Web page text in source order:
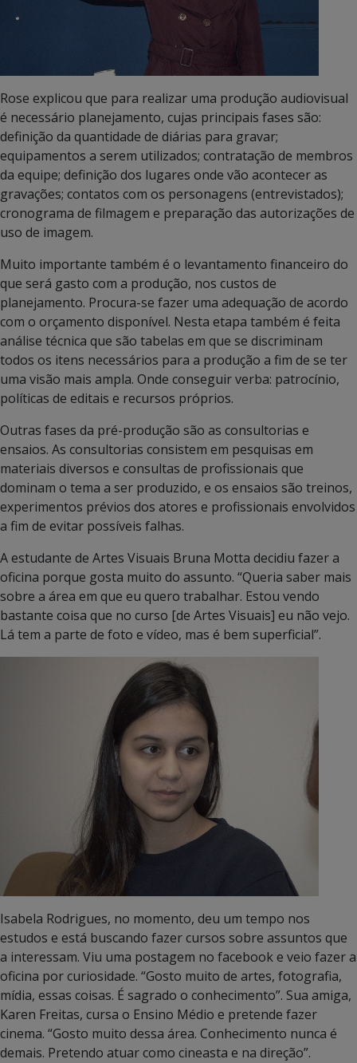
Rose explicou que para realizar uma produção audiovisual
é necessário planejamento, cujas principais fases são:
definição da quantidade de diárias para gravar;
equipamentos a serem utilizados; contratação de membros
da equipe; definição dos lugares onde vão acontecer as
gravações; contatos com os personagens (entrevistados);
cronograma de filmagem e preparação das autorizações de
uso de imagem.
Muito importante também é o levantamento financeiro do
que será gasto com a produção, nos custos de
planejamento. Procura-se fazer uma adequação de acordo
com o orçamento disponível. Nesta etapa também é feita
análise técnica que são tabelas em que se discriminam
todos os itens necessários para a produção a fim de se ter
uma visão mais ampla. Onde conseguir verba: patrocínio,
políticas de editais e recursos próprios.
Outras fases da pré-produção são as consultorias e
ensaios. As consultorias consistem em pesquisas em
materiais diversos e consultas de profissionais que
dominam o tema a ser produzido, e os ensaios são treinos,
experimentos prévios dos atores e profissionais envolvidos
a fim de evitar possíveis falhas.
A estudante de Artes Visuais Bruna Motta decidiu fazer a
oficina porque gosta muito do assunto. “Queria saber mais
sobre a área em que eu quero trabalhar. Estou vendo
bastante coisa que no curso [de Artes Visuais] eu não vejo.
Lá tem a parte de foto e vídeo, mas é bem superficial”.
Isabela Rodrigues, no momento, deu um tempo nos
estudos e está buscando fazer cursos sobre assuntos que
a interessam. Viu uma postagem no facebook e veio fazer a
oficina por curiosidade. “Gosto muito de artes, fotografia,
mídia, essas coisas. É sagrado o conhecimento”. Sua amiga,
Karen Freitas, cursa o Ensino Médio e pretende fazer
cinema. “Gosto muito dessa área. Conhecimento nunca é
demais. Pretendo atuar como cineasta e na direção”.